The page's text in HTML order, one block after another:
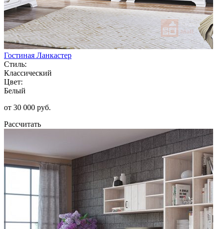
Гостиная Ланкастер
Стиль:
Классический
Цвет:
Белый
от 30 000 руб.
Рассчитать